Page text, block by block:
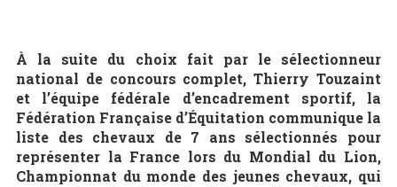
À la suite du choix fait par le sélectionneur
national de concours complet, Thierry Touzaint
et l’équipe fédérale d’encadrement sportif, la
Fédération Française d’Équitation communique la
liste des chevaux de 7 ans sélectionnés pour
représenter la France lors du Mondial du Lion,
Championnat du monde des jeunes chevaux, qui